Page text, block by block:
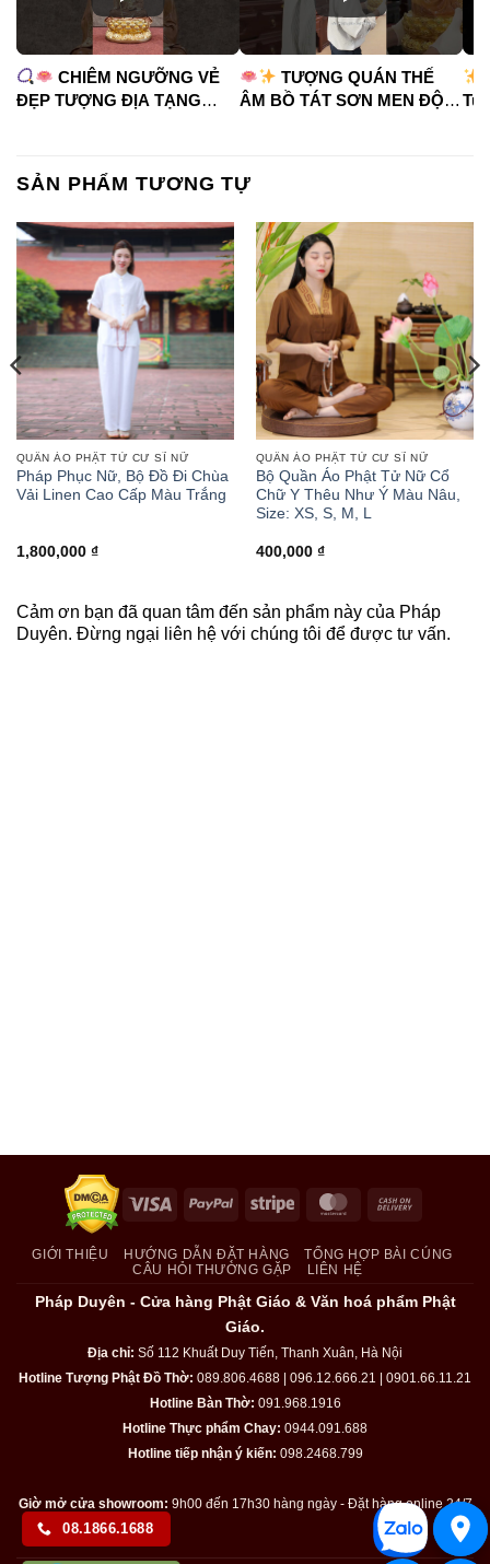
08.1866.1688
CHIÊM NGƯỠNG VẺ
ĐẸP TƯỢNG ĐỊA TẠNG
#tuongphat
#diatangvuongbotat
TƯỢNG QUÁN THẾ
ÂM BỒ TÁT SƠN MEN ĐỘ
SẢN PHẨM TƯƠNG TỰ
QUẦN ÁO PHẬT TỬ CƯ SĨ NỮ
Pháp Phục Nữ, Bộ Đồ Đi Chùa
Vải Linen Cao Cấp Màu Trắng
1,800,000 ₫
QUẦN ÁO PHẬT TỬ CƯ SĨ NỮ
Bộ Quần Áo Phật Tử Nữ Cổ
Chữ Y Thêu Như Ý Màu Nâu,
Size: XS, S, M, L
400,000 ₫
Cảm ơn bạn đã quan tâm đến sản phẩm này của Pháp
Duyên. Đừng ngại liên hệ với chúng tôi để được tư vấn.
Visa PayPal Stripe MasterCard
Delivery
GIỚI THIỆU HƯỚNG DẪN ĐẶT HÀNG
TỔNG HỢP BÀI CÚNG
CÂU HỎI THƯỜNG GẶP
LIÊN HỆ
Pháp Duyên - Cửa hàng Phật Giáo & Văn hoá phẩm Phật
Giáo.
Địa chỉ: Số 112 Khuất Duy Tiến, Thanh Xuân, Hà Nội
Hotline Tượng Phật Đồ Thờ: 089.806.4688 | 096.12.666.21 | 0901.66.11.21
Hotline Bàn Thờ: 091.968.1916
Hotline Thực phẩm Chay: 0944.091.688
Hotline tiếp nhận ý kiến: 098.2468.799
Giờ mở cửa showroom: 9h00 đến 17h30 hàng ngày - Đặt hàng online 24/7